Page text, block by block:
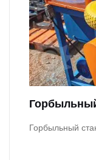
Горбыльный